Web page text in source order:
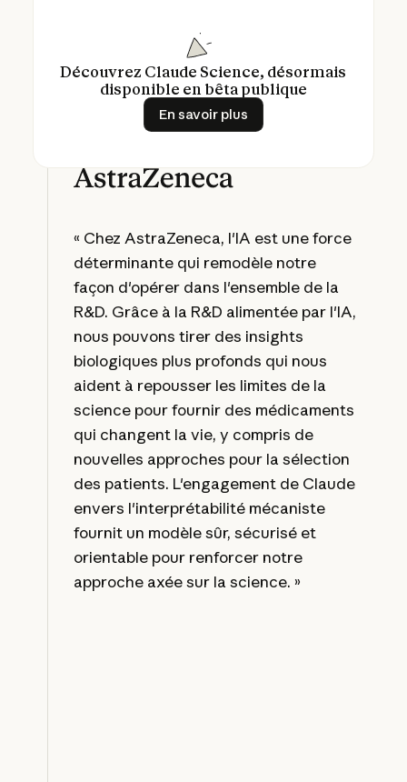
Découvrez Claude Science, désormais
disponible en bêta publique
En savoir plus
En savoir plus
« Chez AstraZeneca, l'IA est une force
déterminante qui remodèle notre
façon d'opérer dans l'ensemble de la
R&D. Grâce à la R&D alimentée par l'IA,
nous pouvons tirer des insights
biologiques plus profonds qui nous
aident à repousser les limites de la
science pour fournir des médicaments
qui changent la vie, y compris de
nouvelles approches pour la sélection
des patients. L'engagement de Claude
envers l'interprétabilité mécaniste
fournit un modèle sûr, sécurisé et
orientable pour renforcer notre
approche axée sur la science. »